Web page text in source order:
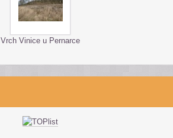
Vrch Vinice u Pernarce